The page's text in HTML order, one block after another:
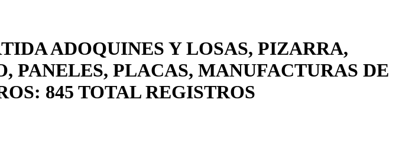
ADOQUINES Y LOSAS, PIZARRA,
PANELES, PLACAS, MANUFACTURAS DE
845 TOTAL REGISTROS